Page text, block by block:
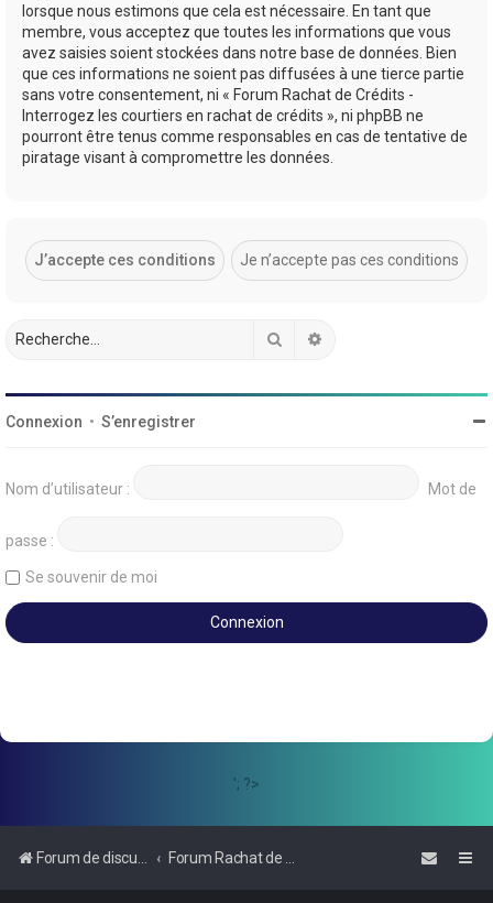
lorsque nous estimons que cela est nécessaire. En tant que
membre, vous acceptez que toutes les informations que vous
avez saisies soient stockées dans notre base de données. Bien
que ces informations ne soient pas diffusées à une tierce partie
sans votre consentement, ni « Forum Rachat de Crédits -
Interrogez les courtiers en rachat de crédits », ni phpBB ne
pourront être tenus comme responsables en cas de tentative de
piratage visant à compromettre les données.
Rechercher
Connexion • S’enregistrer
Nom d’utilisateur : Mot de
passe :
Se souvenir de moi
'; ?>
Forum de discussions sur le Regroupement de Crédits et le Rachat de Crédits